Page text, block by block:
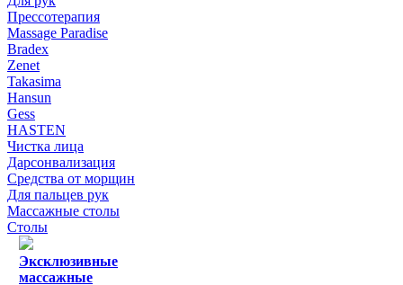
Прессотерапия
Massage Paradise
Bradex
Zenet
Takasima
Hansun
Gess
HASTEN
Чистка лица
Дарсонвализация
Средства от морщин
Для пальцев рук
Массажные столы
Столы
Эксклюзивные
массажные